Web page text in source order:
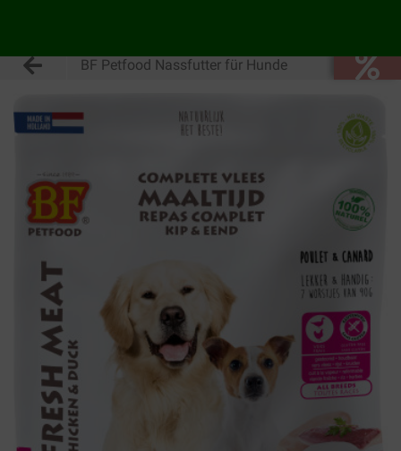
BF Petfood Nassfutter für Hunde